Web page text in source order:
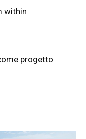
within
progetto